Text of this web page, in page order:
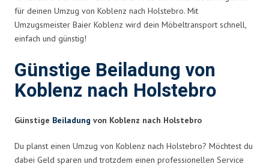
für deinen Umzug von Koblenz nach Holstebro. Mit
Umzugsmeister Baier Koblenz wird dein Möbeltransport schnell,
einfach und günstig!
Günstige Beiladung von
Koblenz nach Holstebro
Günstige Beiladung von Koblenz nach Holstebro
Du planst einen Umzug von Koblenz nach Holstebro? Möchtest du
dabei Geld sparen und trotzdem einen professionellen Service